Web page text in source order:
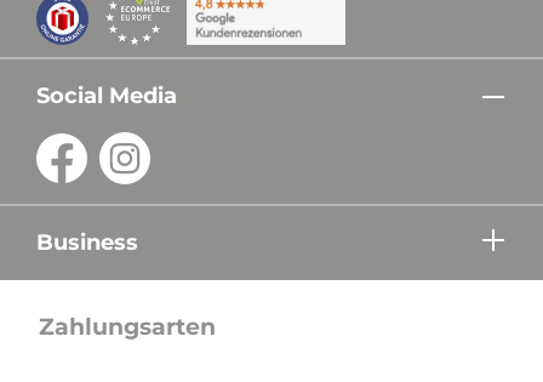
Social Media
Business
Zahlungsarten